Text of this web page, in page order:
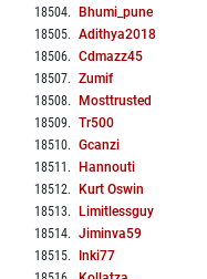
18504. Bhumi_pune
18505. Adithya2018
18506. Cdmazz45
18507. Zumif
18508. Mosttrusted
18509. Tr500
18510. Gcanzi
18511 . Hannouti
18512. Kurt Oswin
18513. Limitlessguy
18514. Jiminva59
18515. Inki77